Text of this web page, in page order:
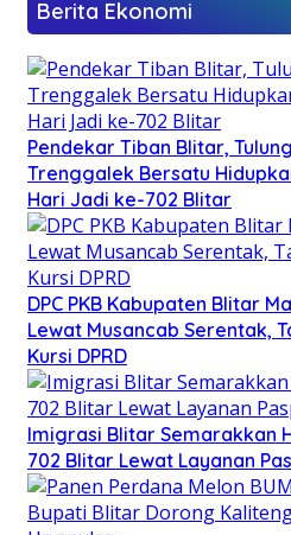
Berita Ekonomi
Pendekar Tiban Blitar,
Trenggalek Bersatu
Hari Jadi ke-702 Blitar
DPC PKB Kabupaten Blitar
Lewat Musancab Serentak,
Kursi DPRD
Imigrasi Blitar Semarakkan
702 Blitar Lewat Layanan